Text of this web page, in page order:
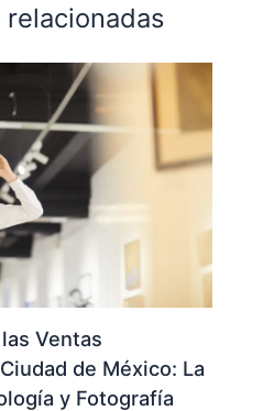
relacionadas
Ventas
de México: La
y Fotografía